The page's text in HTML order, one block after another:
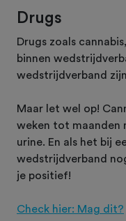
Drugs
Drugs zoals
binnen
wedstrijdverband
Maar let wel op!
weken tot maanden
urine. En als het bij
wedstrijdverband
je positief!
Check hier: Mag dit?